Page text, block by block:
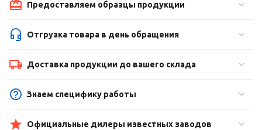
Предоставляем образцы продукции
Отгрузка товара в день обращения
Доставка продукции до вашего склада
Знаем специфику работы
Официальные дилеры известных заводов